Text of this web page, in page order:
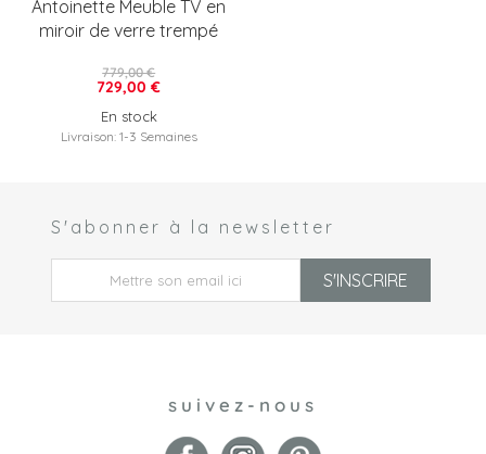
Antoinette Meuble TV en
miroir de verre trempé
729,00 €
779,00 €
En stock
Livraison: 1-3 Semaines
S'abonner à la newsletter
S'INSCRIRE
suivez-nous